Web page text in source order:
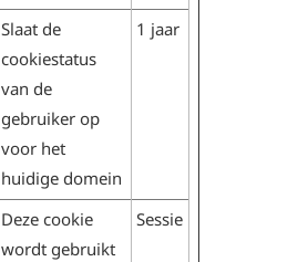
Slaat de
cookiestatus
van de
gebruiker op
voor het
huidige domein
1 jaar
Deze cookie
wordt gebruikt
Sessie